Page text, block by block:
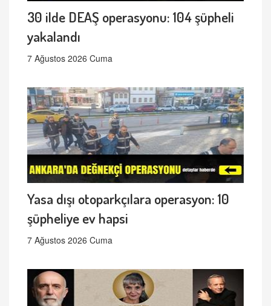
30 ilde DEAŞ operasyonu: 104 şüpheli
yakalandı
7 Ağustos 2026 Cuma
Yasa dışı otoparkçılara operasyon: 10
şüpheliye ev hapsi
7 Ağustos 2026 Cuma